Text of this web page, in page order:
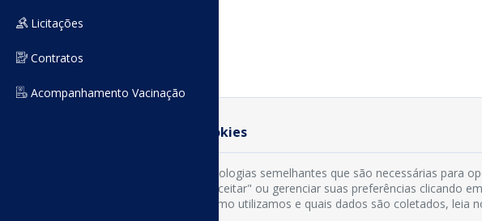
Licitações
Contratos
Acompanhamento Vacinação
Preferência de Cookies
Usamos cookies e tecnologias semelhantes que são necessárias para
cookies clicando em "Aceitar" ou gerenciar suas preferências clicando
os tipos de cookies, como utilizamos e quais dados são coletados, leia